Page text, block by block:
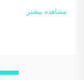
شروع به صرفه‌جویی
مشاهده بیشتر